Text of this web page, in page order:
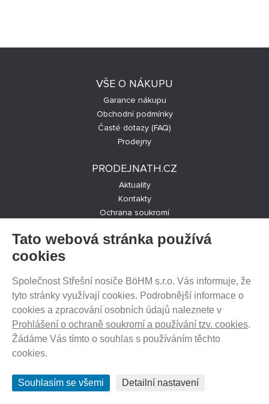
VŠE O NÁKUPU
Garance nákupu
Obchodní podmínky
Časté dotazy (FAQ)
Prodejny
PRODEJNATH.CZ
Aktuality
Kontakty
Ochrana soukromí
SLEDUJTE NÁS NA SOCIÁLNÍCH SÍTÍCH
PRODEJ NA SPLÁTKY
© 2012 - 2026 ProdejnaTH
Tato webová stránka používá
cookies
Společnost Střešní nosiče BöHM s.r.o. Vás informuje, že
tyto stránky využívají cookies. Podrobnější informace o
cookies a zpracování osobních údajů naleznete v
Prohlášení o ochraně soukromí a používání tzv. cookies.
Žádáme Vás tímto o souhlas s používáním těchto
cookies.
Souhlasím se všemi Detailní nastavení